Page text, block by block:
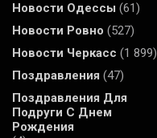
Новости Одессы (61)
Новости Ровно (527)
Новости Черкасс (1 899)
Поздравления (47)
Поздравления Для
Подруги С Днем
Рождения